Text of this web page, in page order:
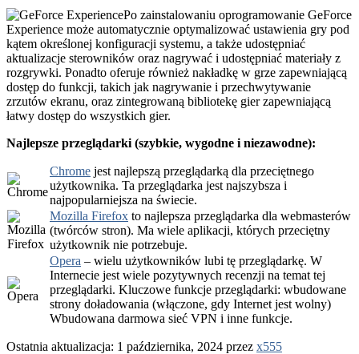
Po zainstalowaniu oprogramowanie GeForce
Experience może automatycznie optymalizować ustawienia gry pod
kątem określonej konfiguracji systemu, a także udostępniać
aktualizacje sterowników oraz nagrywać i udostępniać materiały z
rozgrywki. Ponadto oferuje również nakładkę w grze zapewniającą
dostęp do funkcji, takich jak nagrywanie i przechwytywanie
zrzutów ekranu, oraz zintegrowaną bibliotekę gier zapewniającą
łatwy dostęp do wszystkich gier.
Najlepsze przeglądarki (szybkie, wygodne i niezawodne):
Chrome jest najlepszą przeglądarką dla przeciętnego
użytkownika. Ta przeglądarka jest najszybsza i
najpopularniejsza na świecie.
Mozilla Firefox to najlepsza przeglądarka dla webmasterów
(twórców stron). Ma wiele aplikacji, których przeciętny
użytkownik nie potrzebuje.
Opera – wielu użytkowników lubi tę przeglądarkę. W
Internecie jest wiele pozytywnych recenzji na temat tej
przeglądarki. Kluczowe funkcje przeglądarki: wbudowane
strony doładowania (włączone, gdy Internet jest wolny)
Wbudowana darmowa sieć VPN i inne funkcje.
Ostatnia aktualizacja: 1 października, 2024 przez x555